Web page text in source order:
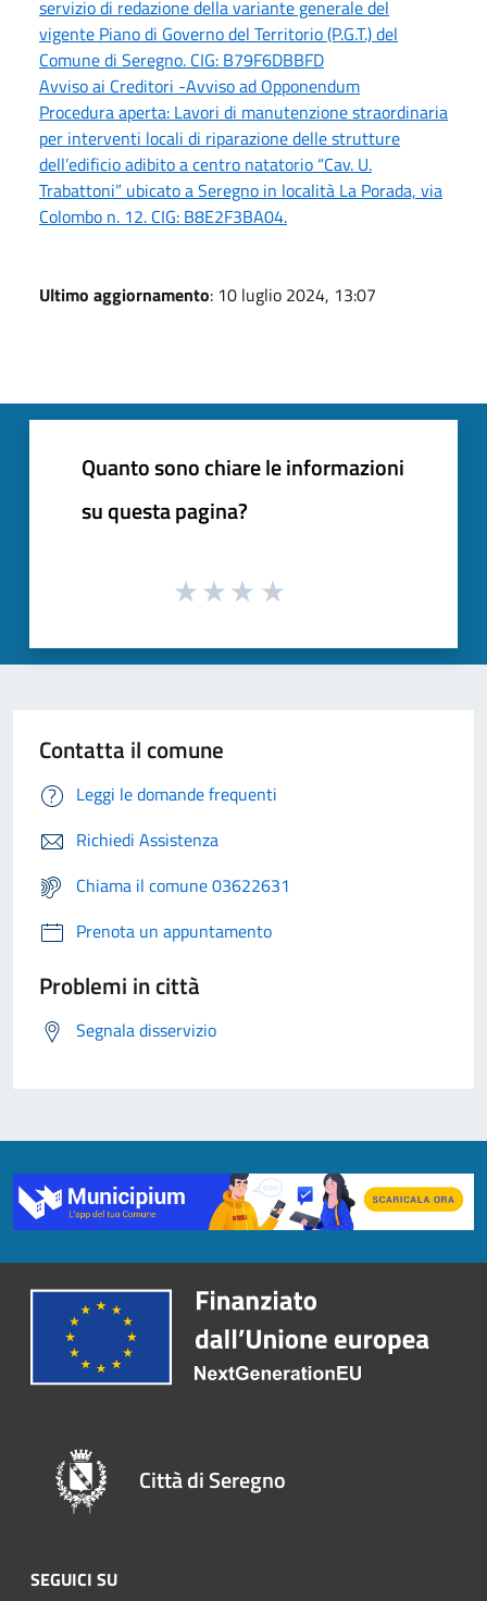
servizio di redazione della variante generale del
vigente Piano di Governo del Territorio (P.G.T.) del
Comune di Seregno. CIG: B79F6DBBFD
Avviso ai Creditori -Avviso ad Opponendum
Procedura aperta: Lavori di manutenzione straordinaria
per interventi locali di riparazione delle strutture
dell’edificio adibito a centro natatorio “Cav. U.
Trabattoni” ubicato a Seregno in località La Porada, via
Colombo n. 12. CIG: B8E2F3BA04.
Ultimo aggiornamento: 10 luglio 2024, 13:07
Quanto sono chiare le informazioni
su questa pagina?
Contatta il comune
Leggi le domande frequenti
Richiedi Assistenza
Chiama il comune 03622631
Prenota un appuntamento
Problemi in città
Segnala disservizio
Città di Seregno
SEGUICI SU